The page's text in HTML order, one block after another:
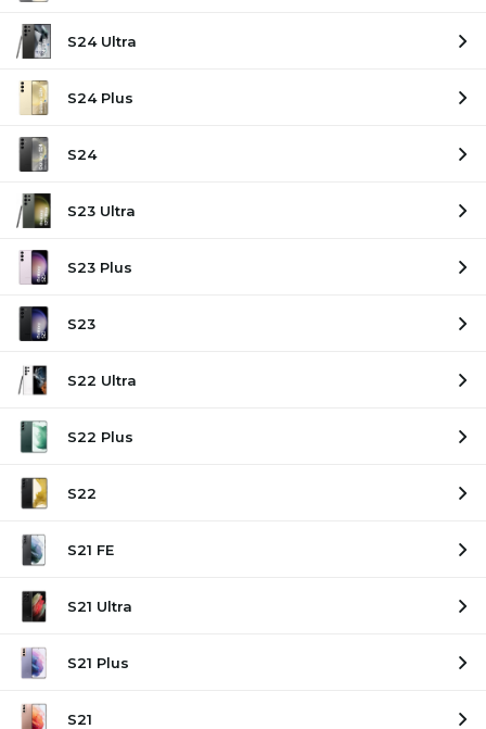
S24 Ultra
S24 Plus
S24
S23 Ultra
S23 Plus
S23
S22 Ultra
S22 Plus
S22
S21 FE
S21 Ultra
S21 Plus
S21